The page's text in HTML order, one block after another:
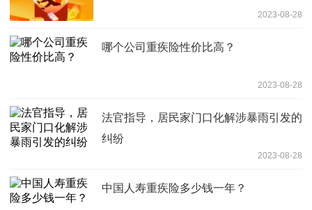
2023-08-28
哪个公司重疾险性价比高？
2023-08-28
法官指导，居民家门口化解涉暴雨引发的
纠纷
2023-08-28
中国人寿重疾险多少钱一年？